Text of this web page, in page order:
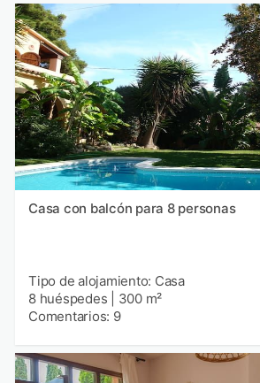
Casa con balcón para 8 personas
Tipo de alojamiento: Casa
8 huéspedes
300 m²
Comentarios: 9